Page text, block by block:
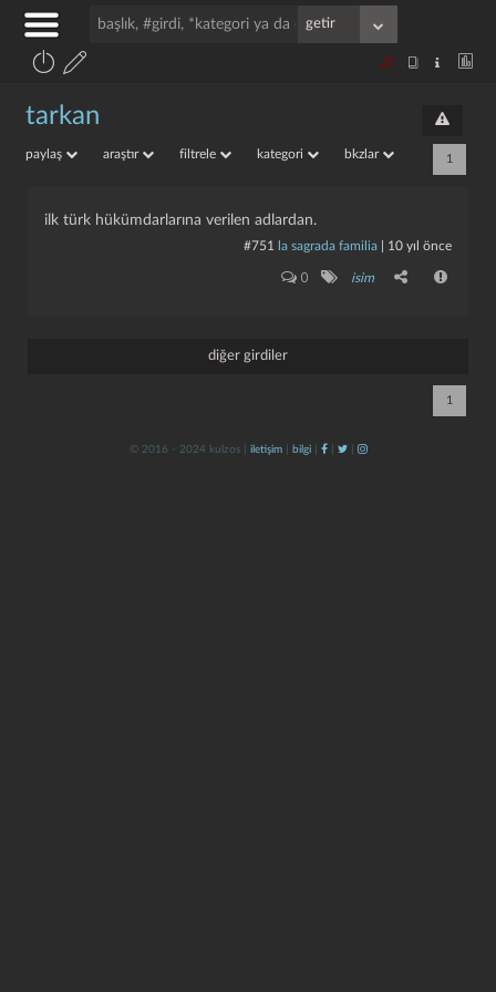
tarkan
paylaş araştır filtrele kategori bkzlar 1
ilk türk hükümdarlarına verilen adlardan.
#751 la sagrada familia 10 yıl önce
0 isim
diğer girdiler
1
© 2016 - 2024 kulzos | iletişim| bilgi| | |